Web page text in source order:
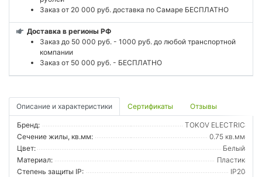
Заказ от 20 000 руб. доставка по Самаре БЕСПЛАТНО
Доставка в регионы РФ
Заказ до 50 000 руб. - 1000 руб. до любой транспортной
компании
Заказ от 50 000 руб. - БЕСПЛАТНО
Описание и характеристики Сертификаты Отзывы
Бренд:
TOKOV ELECTRIC
Сечение жилы, кв.мм:
0.75 кв.мм
Цвет:
Белый
Материал:
Пластик
Степень защиты IP:
IP20